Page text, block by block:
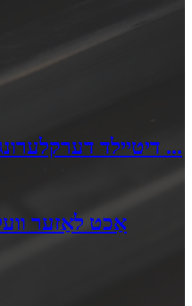
דיטיילד דערקלערונג פון די יקערדיק וויסן ...
אַכט לאַזער